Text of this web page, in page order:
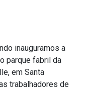
inauguramos a
parque fabril da
em Santa
trabalhadores de